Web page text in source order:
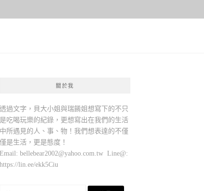
關於我
透過文字，貝大小姐與瑞餚姐想寫下的不只
是吃喝玩樂的紀錄，更想寫出在我們的生活
中所遇見的人、事、物！我們想表達的不僅
僅是生活，更是態度！
Email: bellebear2002@yahoo.com.tw Line@:
https://lin.ee/ekk5Ciu